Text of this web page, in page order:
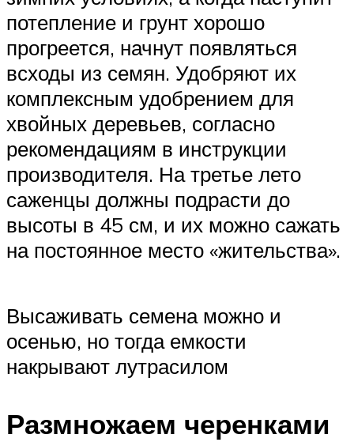
потепление и грунт хорошо
прогреется, начнут появляться
всходы из семян. Удобряют их
комплексным удобрением для
хвойных деревьев, согласно
рекомендациям в инструкции
производителя. На третье лето
саженцы должны подрасти до
высоты в 45 см, и их можно сажать
на постоянное место «жительства».
Высаживать семена можно и
осенью, но тогда емкости
накрывают лутрасилом
Размножаем черенками